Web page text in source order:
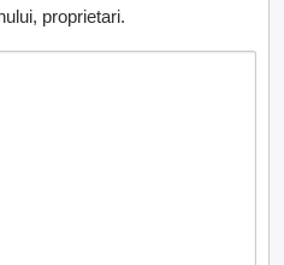
proprietari.